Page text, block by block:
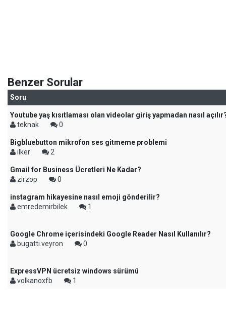
Benzer Sorular
Soru
Youtube yaş kısıtlaması olan videolar giriş yapmadan nasıl
teknak
0
Bigbluebutton mikrofon ses gitmeme problemi
ilker
2
Gmail for Business Ücretleri Ne Kadar?
zirzop
0
instagram hikayesine nasıl emoji gönderilir?
emredemirbilek
1
Google Chrome içerisindeki Google Reader Nasıl Kullanılır?
bugatti.veyron
0
ExpressVPN ücretsiz windows sürümü
volkanoxfb
1